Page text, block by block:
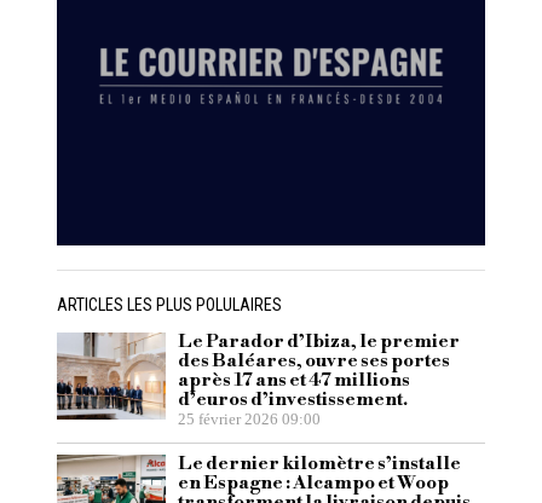
ARTICLES LES PLUS POLULAIRES
Le Parador d’Ibiza, le premier
des Baléares, ouvre ses portes
après 17 ans et 47 millions
d’euros d’investissement.
25 février 2026 09:00
Le dernier kilomètre s’installe
en Espagne : Alcampo et Woop